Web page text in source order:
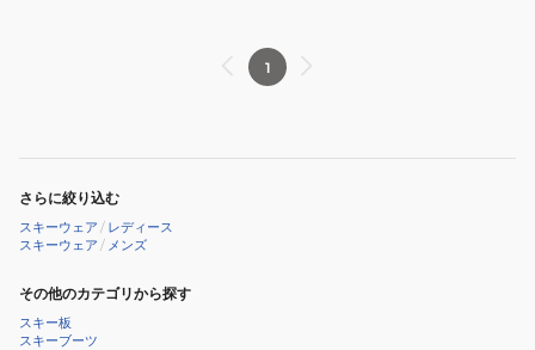
1
さらに絞り込む
スキーウェア / レディース
スキーウェア / メンズ
その他のカテゴリから探す
スキー板
スキーブーツ